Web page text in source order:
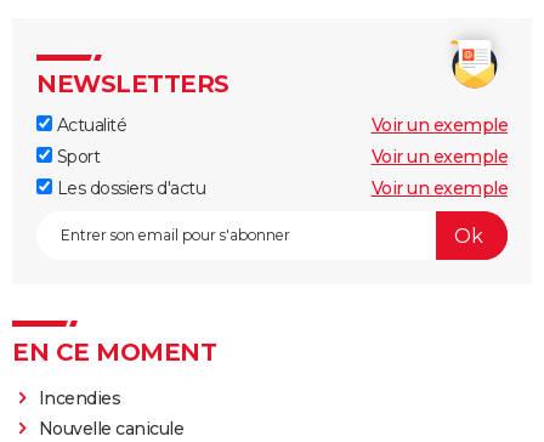
NEWSLETTERS
Actualité
Voir un exemple
Sport
Voir un exemple
Les dossiers d'actu
Voir un exemple
EN CE MOMENT
Incendies
Nouvelle canicule